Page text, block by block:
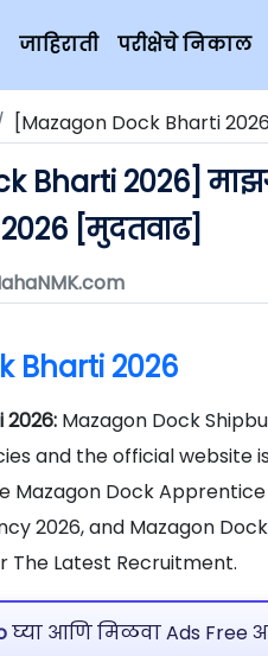
जाहिराती परीक्षेचे निकाल
[Mazagon Dock Bharti 2026]
Bharti 2026]
[मुदतवाढ]
Bharti 2026
2026: Mazagon Dock
and the official website is
Dock
2026, and Mazagon
The Latest Recruitment.
घ्या आणि मिळवा Ads Free